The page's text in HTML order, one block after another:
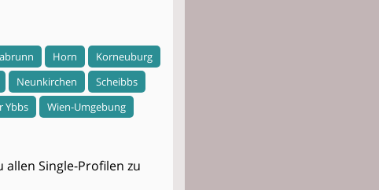
Horn
Korneuburg
Neunkirchen
Scheibbs
Ybbs
Wien-Umgebung
Single-Profilen zu